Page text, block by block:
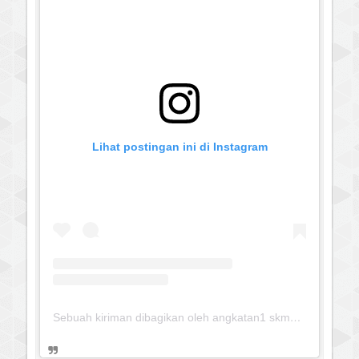
Lihat postingan ini di Instagram
Sebuah kiriman dibagikan oleh angkatan1 skmm 2020 (@albayaanyinfo)